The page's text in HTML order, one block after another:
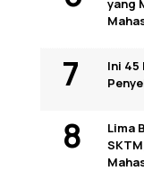
yang
Ini
Lima